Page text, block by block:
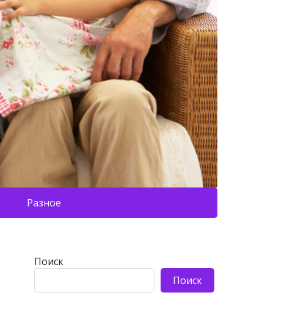
Разное
Поиск
Поиск